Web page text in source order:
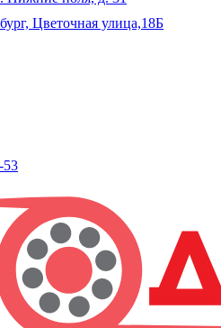
Цветочная улица,18Б
53